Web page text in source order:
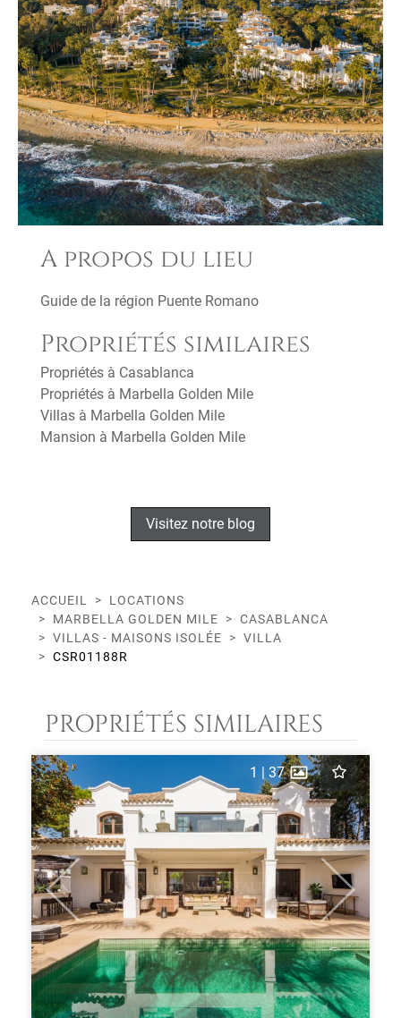
A propos du lieu
Guide de la région Puente Romano
Propriétés similaires
Propriétés à Casablanca
Propriétés à Marbella Golden Mile
Villas à Marbella Golden Mile
Mansion à Marbella Golden Mile
Visitez notre blog
ACCUEIL
LOCATIONS
MARBELLA GOLDEN MILE
CASABLANCA
VILLAS - MAISONS ISOLÉE
VILLA
CSR01188R
PROPRIÉTÉS SIMILAIRES
Previous Next
1 | 37